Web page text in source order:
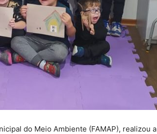
do Meio Ambiente (FAMAP), realizou a